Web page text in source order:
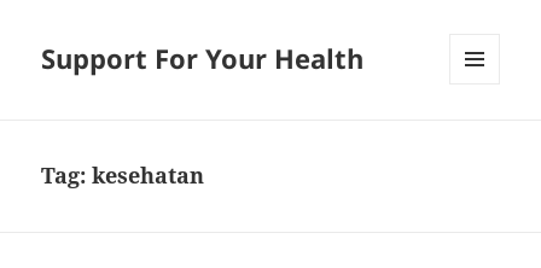
Support For Your Health
Tag:kesehatan